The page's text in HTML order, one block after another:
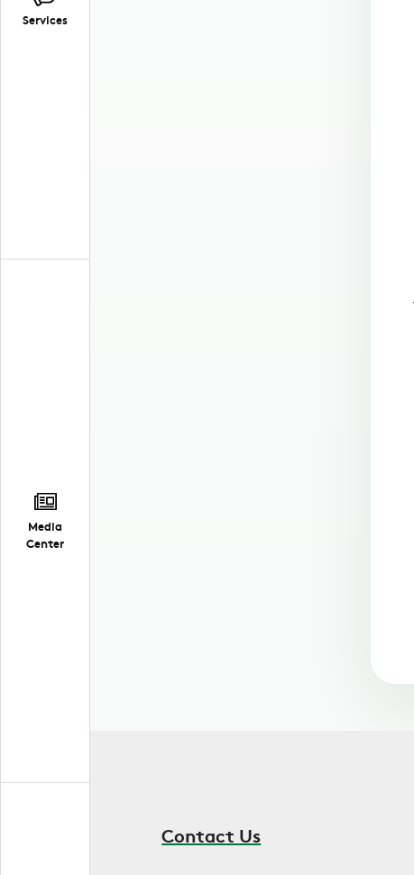
Services
Media
Center
Contact Us